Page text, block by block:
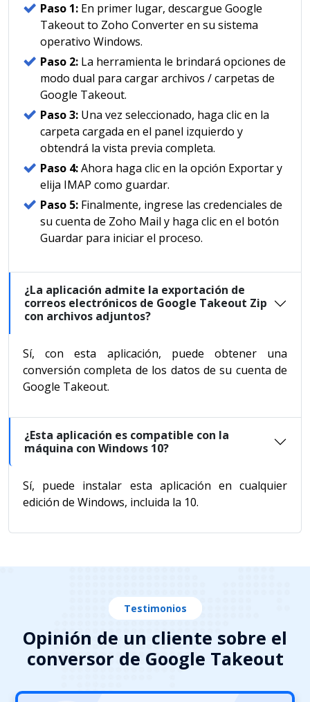
Paso 1: En primer lugar, descargue Google
Takeout to Zoho Converter en su sistema
operativo Windows.
Paso 2: La herramienta le brindará opciones de
modo dual para cargar archivos / carpetas de
Google Takeout.
Paso 3: Una vez seleccionado, haga clic en la
carpeta cargada en el panel izquierdo y
obtendrá la vista previa completa.
Paso 4:Ahora haga clic en la opción Exportar y
elija IMAP como guardar.
Paso 5: Finalmente, ingrese las credenciales de
su cuenta de Zoho Mail y haga clic en el botón
Guardar para iniciar el proceso.
¿La aplicación admite la exportación de
correos electrónicos de Google Takeout Zip
con archivos adjuntos?
Sí, con esta aplicación, puede obtener una
conversión completa de los datos de su cuenta de
Google Takeout.
¿Esta aplicación es compatible con la
máquina con Windows 10?
Sí, puede instalar esta aplicación en cualquier
edición de Windows, incluida la 10.
Testimonios
Opinión de un cliente sobre el
conversor de Google Takeout